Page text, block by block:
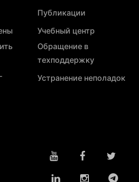
Публикации
Учебный центр
Обращение в
техподдержку
Устранение неполадок